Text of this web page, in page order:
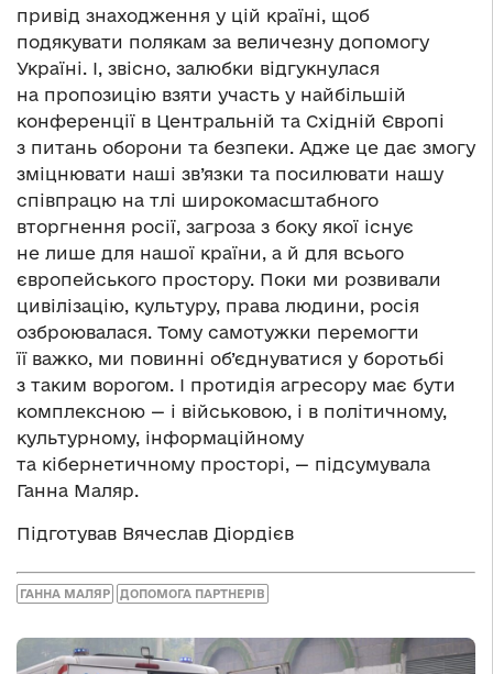
привід знаходження у цій країні, щоб
подякувати полякам за величезну допомогу
Україні. І, звісно, залюбки відгукнулася
на пропозицію взяти участь у найбільшій
конференції в Центральній та Східній Європі
з питань оборони та безпеки. Адже це дає змогу
зміцнювати наші зв’язки та посилювати нашу
співпрацю на тлі широкомасштабного
вторгнення росії, загроза з боку якої існує
не лише для нашої країни, а й для всього
європейського простору. Поки ми розвивали
цивілізацію, культуру, права людини, росія
озброювалася. Тому самотужки перемогти
її важко, ми повинні об’єднуватися у боротьбі
з таким ворогом. І протидія агресору має бути
комплексною — і військовою, і в політичному,
культурному, інформаційному
та кібернетичному просторі, — підсумувала
Ганна Маляр.
Підготував Вячеслав Діордієв
ГАННА МАЛЯР ДОПОМОГА ПАРТНЕРІВ